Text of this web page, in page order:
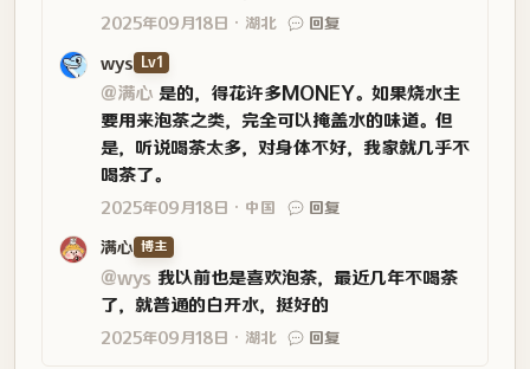
2025年09月18日 湖北 回复
wys Lv1
@满心 是的，得花许多MONEY。如果烧水主
要用来泡茶之类，完全可以掩盖水的味道。但
是，听说喝茶太多，对身体不好，我家就几乎不
喝茶了。
2025年09月18日 中国 回复
满心 博主
@wys 我以前也是喜欢泡茶，最近几年不喝茶
了，就普通的白开水，挺好的
2025年09月18日 湖北 回复